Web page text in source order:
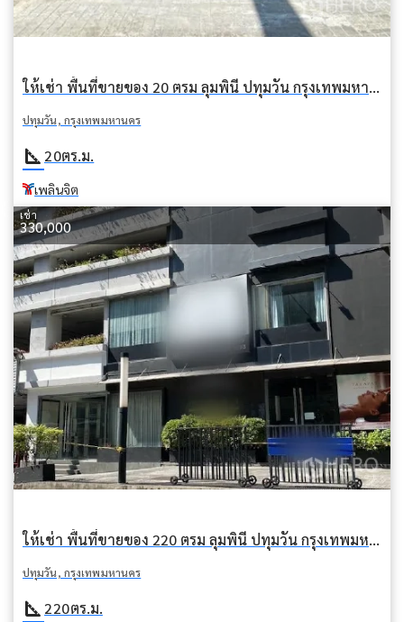
ให้เช่า พื้นที่ขายของ 20 ตรม ลุมพินี ปทุมวัน กรุงเทพมหานคร BTS เพลินจิต
ปทุมวัน, กรุงเทพมหานคร
square_foot 20ตร.ม.
เพลินจิต
เช่า
330,000
ให้เช่า พื้นที่ขายของ 220 ตรม ลุมพินี ปทุมวัน กรุงเทพมหานคร BTS เพลินจิต
ปทุมวัน, กรุงเทพมหานคร
square_foot 220ตร.ม.